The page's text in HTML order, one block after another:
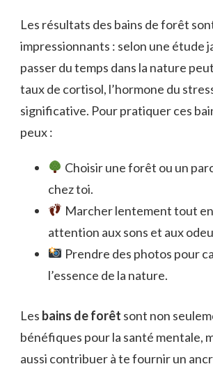
Les résultats des bains de forêt
impressionnants : selon une étude
passer du temps dans la nature
taux de cortisol, l’hormone du
significative. Pour pratiquer ces
peux :
Choisir une forêt ou un
chez toi.
Marcher lentement tout
attention aux sons et aux
Prendre des photos pour
l’essence de la nature.
Les bains de forêt sont non
bénéfiques pour la santé mentale,
aussi contribuer à te fournir un